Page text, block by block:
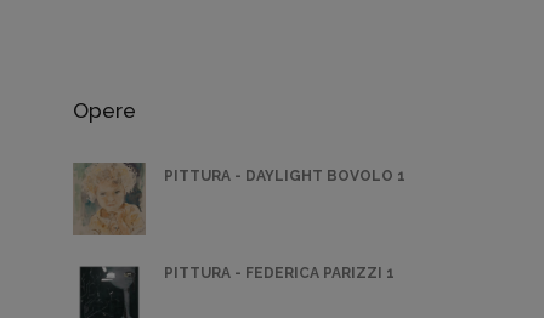
Opere
PITTURA - DAYLIGHT BOVOLO 1
PITTURA - FEDERICA PARIZZI 1